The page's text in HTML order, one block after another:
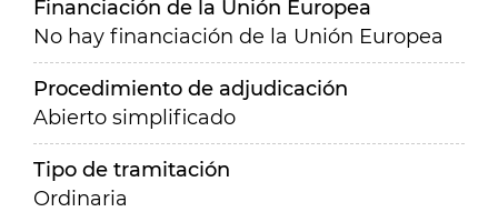
Financiación de la Unión Europea
No hay financiación de la Unión Europea
Procedimiento de adjudicación
Abierto simplificado
Tipo de tramitación
Ordinaria